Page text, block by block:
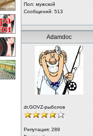
Пол: мужской
Сообщений: 513
Adamdoc
dr.GOVZ-рыболов
Репутация: 289